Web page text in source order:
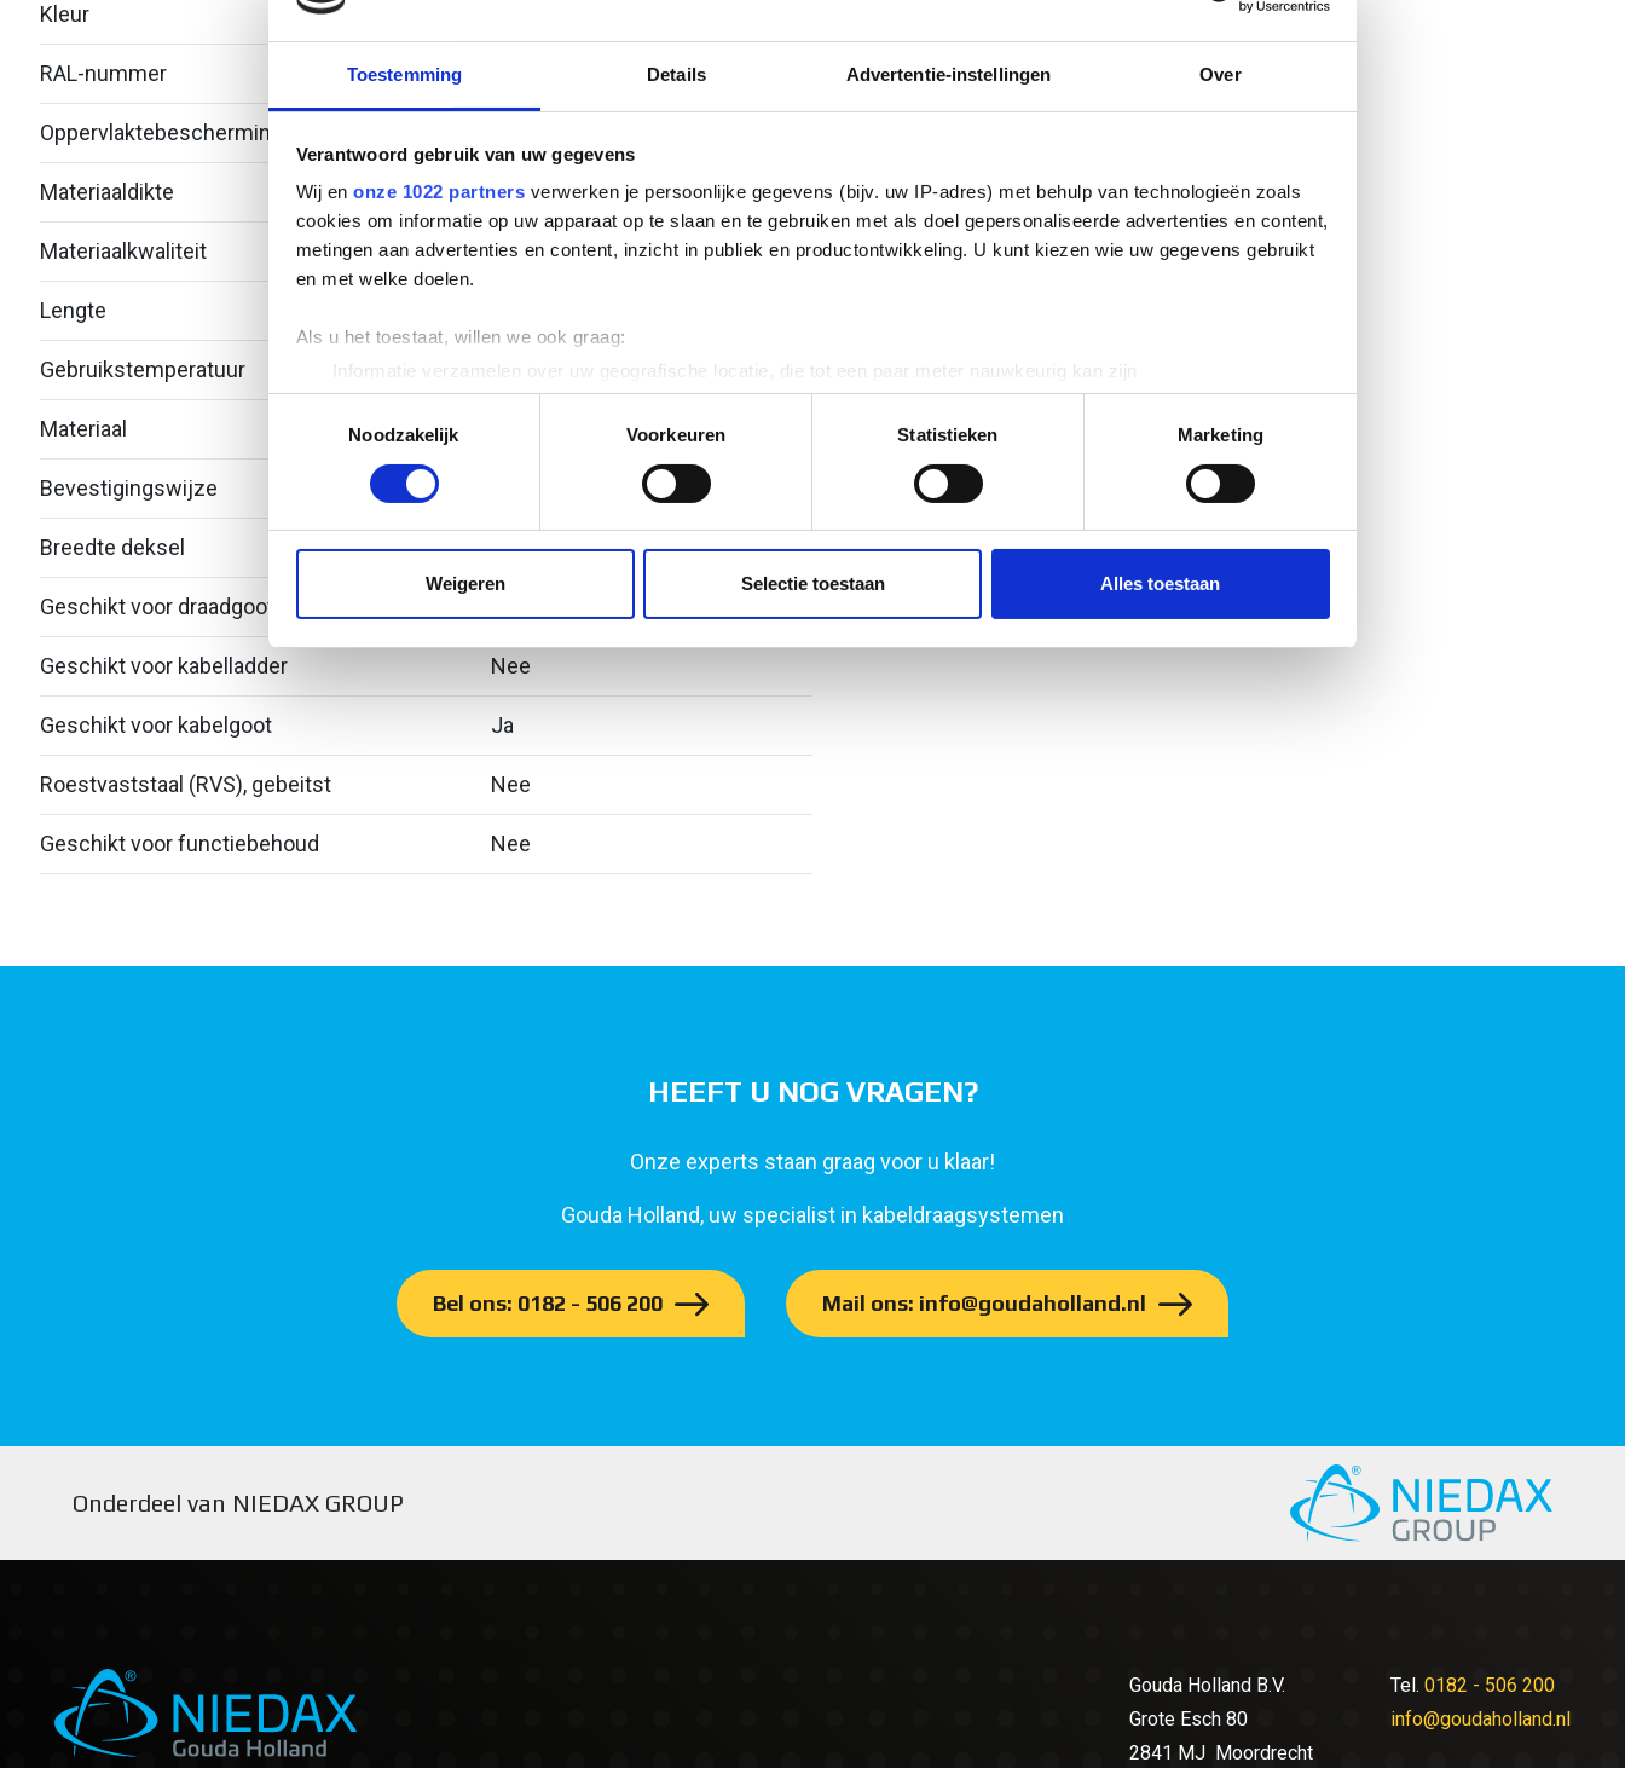
Toestemming Details Advertentie-instellingen Over
Verantwoord gebruik van uw gegevens
Wij en onze 1022 partners verwerken je persoonlijke gegevens (bijv. uw IP-adres) met behulp van technologieën zoals
cookies om informatie op uw apparaat op te slaan en te gebruiken met als doel gepersonaliseerde advertenties en content,
metingen aan advertenties en content, inzicht in publiek en productontwikkeling. U kunt kiezen wie uw gegevens gebruikt
en met welke doelen.
Als u het toestaat, willen we ook graag:
Informatie verzamelen over uw geografische locatie, die tot een paar meter nauwkeurig kan zijn
Uw apparaat identificeren door het actief te scannen op specifieke eigenschappen (fingerprinting)
Lees meer over hoe uw persoonlijke gegevens worden verwerkt en stel uw voorkeuren in het
detailgedeeltein. U kunt uw
toestemming op elk moment wijzigen of intrekken in de Cookieverklaring.
websiteverkeer te analyseren. Ook delen we informatie over uw gebruik van onze site met onze partners voor social
media, adverteren en analyse. Deze partners kunnen deze gegevens combineren met andere informatie die u aan ze heeft
Noodzakelijk
Voorkeuren Statistieken Marketing
Weigeren Selectie toestaan Alles toestaan
Kleur
RAL-nummer
Oppervlaktebescherming
Materiaaldikte 1
Materiaalkwaliteit Overig
Lengte
Gebruikstemperatuur -20 - 120
Materiaal Roestvaststaal (RVS)
Bevestigingswijze
Breedte deksel 600
Geschikt voor draadgoot
Geschikt voor kabelladder Nee
Geschikt voor kabelgoot Ja
Roestvaststaal (RVS), gebeitst Nee
Geschikt voor functiebehoud Nee
HEEFT U NOG VRAGEN?
Onze experts staan graag voor u klaar!
Gouda Holland, uw specialist in kabeldraagsystemen
Bel ons: 0182 - 506 200 Mail ons: info@goudaholland.nl
Onderdeel van NIEDAX GROUP
Gouda Holland B.V.
Grote Esch 80
2841 MJ Moordrecht
Tel. 0182 - 506 200
info@goudaholland.nl